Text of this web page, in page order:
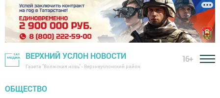
ВЕРХНИЙ УСЛОН НОВОСТИ
Газета "Волжская новь" - Верхнеуслонский район
16+
ОБЩЕСТВО